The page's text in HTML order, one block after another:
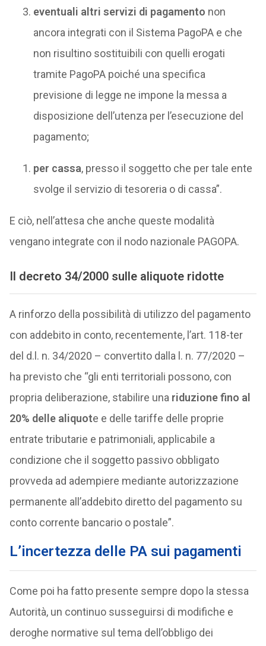
eventuali altri servizi di pagamento non
ancora integrati con il Sistema PagoPA e che
non risultino sostituibili con quelli erogati
tramite PagoPA poiché una specifica
previsione di legge ne impone la messa a
disposizione dell’utenza per l’esecuzione del
pagamento;
per cassa, presso il soggetto che per tale ente
svolge il servizio di tesoreria o di cassa”.
E ciò, nell’attesa che anche queste modalità
vengano integrate con il nodo nazionale PAGOPA.
Il decreto 34/2000 sulle aliquote ridotte
A rinforzo della possibilità di utilizzo del pagamento
con addebito in conto, recentemente, l’art. 118-ter
del d.l. n. 34/2020 – convertito dalla l. n. 77/2020 –
ha previsto che “gli enti territoriali possono, con
propria deliberazione, stabilire una riduzione fino al
20% delle aliquote e delle tariffe delle proprie
entrate tributarie e patrimoniali, applicabile a
condizione che il soggetto passivo obbligato
provveda ad adempiere mediante autorizzazione
permanente all’addebito diretto del pagamento su
conto corrente bancario o postale”.
L’incertezza delle PA sui pagamenti
Come poi ha fatto presente sempre dopo la stessa
Autorità, un continuo susseguirsi di modifiche e
deroghe normative sul tema dell’obbligo dei